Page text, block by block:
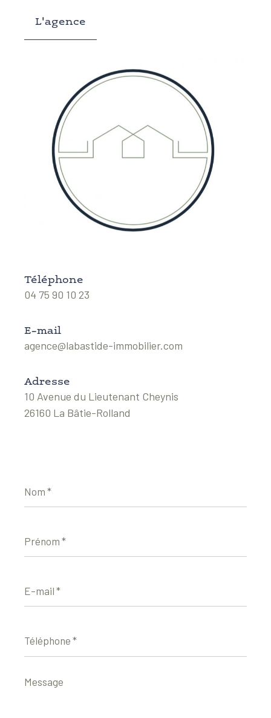
L'agence
Téléphone
04 75 90 10 23
E-mail
agence@labastide-immobilier.com
Adresse
10 Avenue du Lieutenant Cheynis
26160 La Bâtie-Rolland
*
*
mail
*
*
Message
*